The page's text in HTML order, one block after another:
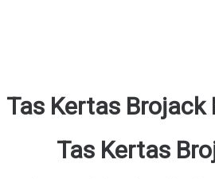
Tas Kertas Brojack
Tas Kertas